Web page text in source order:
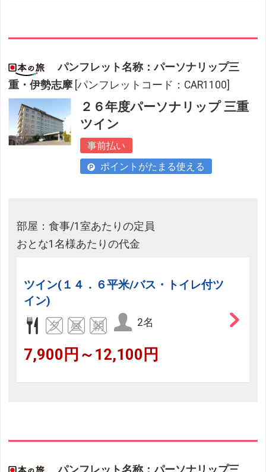
パンフレット名称：パーソナリップ三
重・伊勢志摩 [パンフレットコード：CAR1100]
２６年度パーソナリップ 三重
ツイン
事前払い
ポイントがたまる使える
部屋：食事/1室あたりの定員
おとな1名様あたりの代金
ツイン(１４．６平米/バス・トイレ付ツ
イン)
2名
7,900円～12,100円
パンフレット名称：パーソナリップ三